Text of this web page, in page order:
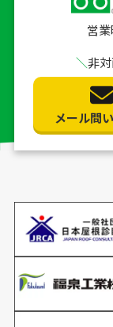
営
非
メール問